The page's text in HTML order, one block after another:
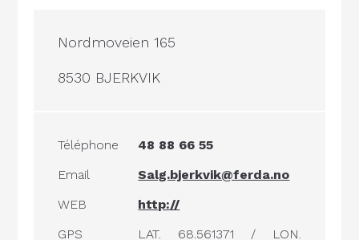
Nordmoveien 165
8530 BJERKVIK
Téléphone
48 88 66 55
Email
Salg.bjerkvik@ferda.no
WEB
http://
GPS
LAT. 68.561371 / LON.